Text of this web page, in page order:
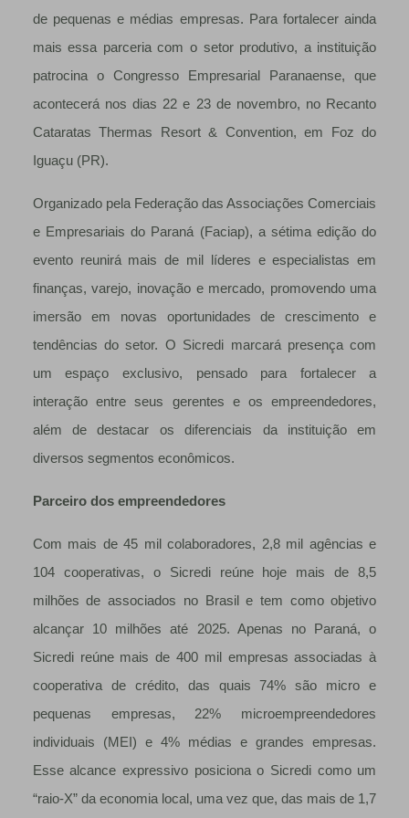
de pequenas e médias empresas. Para fortalecer ainda
mais essa parceria com o setor produtivo, a instituição
patrocina o Congresso Empresarial Paranaense, que
acontecerá nos dias 22 e 23 de novembro, no Recanto
Cataratas Thermas Resort & Convention, em Foz do
Iguaçu (PR).
Organizado pela Federação das Associações Comerciais
e Empresariais do Paraná (Faciap), a sétima edição do
evento reunirá mais de mil líderes e especialistas em
finanças, varejo, inovação e mercado, promovendo uma
imersão em novas oportunidades de crescimento e
tendências do setor. O Sicredi marcará presença com
um espaço exclusivo, pensado para fortalecer a
interação entre seus gerentes e os empreendedores,
além de destacar os diferenciais da instituição em
diversos segmentos econômicos.
Parceiro dos empreendedores
Com mais de 45 mil colaboradores, 2,8 mil agências e
104 cooperativas, o Sicredi reúne hoje mais de 8,5
milhões de associados no Brasil e tem como objetivo
alcançar 10 milhões até 2025. Apenas no Paraná, o
Sicredi reúne mais de 400 mil empresas associadas à
cooperativa de crédito, das quais 74% são micro e
pequenas empresas, 22% microempreendedores
individuais (MEI) e 4% médias e grandes empresas.
Esse alcance expressivo posiciona o Sicredi como um
“raio-X” da economia local, uma vez que, das mais de 1,7